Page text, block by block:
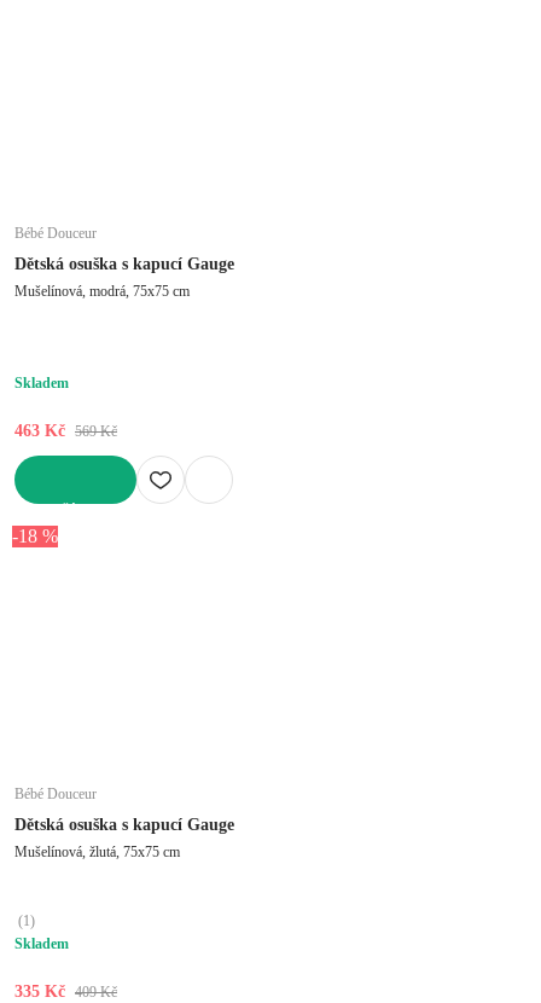
Bébé Douceur
Dětská osuška s kapucí Gauge
Mušelínová, modrá, 75x75 cm
Skladem
463 Kč 569 Kč
-18 %
Bébé Douceur
Dětská osuška s kapucí Gauge
Mušelínová, žlutá, 75x75 cm
(1)
Skladem
335 Kč 409 Kč